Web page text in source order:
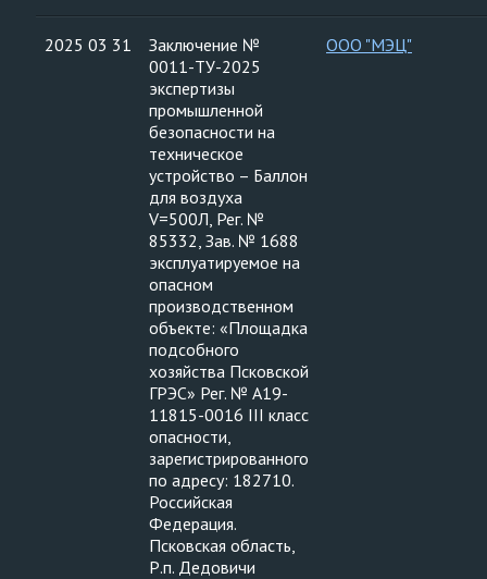
2025 03 31
Заключение №
0011-ТУ-2025
экспертизы
промышленной
безопасности на
техническое
устройство – Баллон
для воздуха
V=500Л, Рег. №
85332, Зав. № 1688
эксплуатируемое на
опасном
производственном
объекте: «Площадка
подсобного
хозяйства Псковской
ГРЭС» Рег. № А19-
11815-0016 III класс
опасности,
зарегистрированного
по адресу: 182710.
Российская
Федерация.
Псковская область,
Р.п. Дедовичи
ООО "МЭЦ"